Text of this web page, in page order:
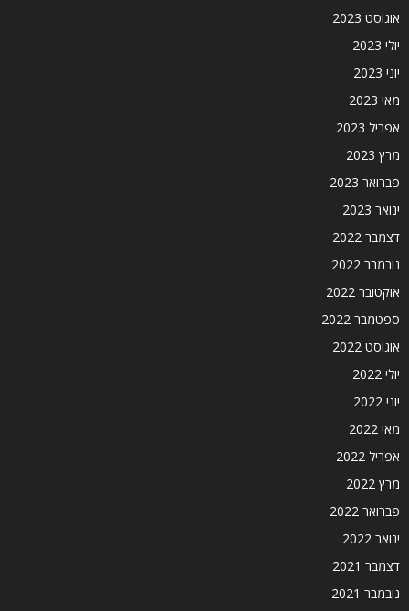
אוגוסט 2023
יולי 2023
יוני 2023
מאי 2023
אפריל 2023
מרץ 2023
פברואר 2023
ינואר 2023
דצמבר 2022
נובמבר 2022
אוקטובר 2022
ספטמבר 2022
אוגוסט 2022
יולי 2022
יוני 2022
מאי 2022
אפריל 2022
מרץ 2022
פברואר 2022
ינואר 2022
דצמבר 2021
נובמבר 2021